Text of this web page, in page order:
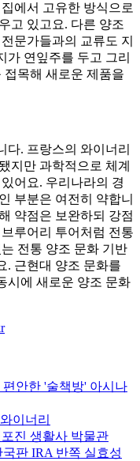
에서 고유한 방식으로
고 있고요. 다른 양조
문가들과의 교류도 지
가 연잎주를 두고 그리
목해 새로운 제품을
다. 프랑스의 와이너리
지만 과학적으로 체계
어요. 우리나라의 경
부분은 여전히 약합니
약점은 보완하되 강점
루어리 투어처럼 전통
전통 양조 문화 기반
. 근현대 양조 문화를
시에 새로운 양조 문화
안한 '술책방' 아시나
이너리
진 생활사 박물관
판 IRA 반쪽 실효성